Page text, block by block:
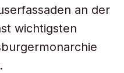
an der
wichtigsten